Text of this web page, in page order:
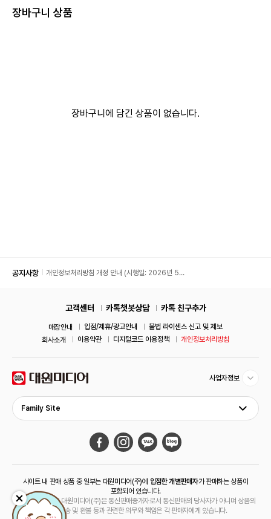
장바구니 상품
장바구니에 담긴 상품이 없습니다.
공지사항
개인정보처리방침 개정 안내 (시행일: 2026년 5월
고객센터 카톡챗봇상담 카톡 친구추가
매장안내 입점/제휴/광고안내
불법 라이센스 신고 및 제보
회사소개
이용약관 디지털코드 이용정책 개인정보처리방침
사업자정보
Family Site
사이트 내 판매 상품 중 일부는 대원미디어(주)에 입점한 개별판매자가 판매하는 상품이
포함되어 있습니다.
해당 상품의 경우 대원미디어(주)은 통신판매중개자로서 통신판매의 당사자가 아니며 상품의
주문, 배송 및 환불 등과 관련한 의무와 책임은 각 판매자에게 있습니다.